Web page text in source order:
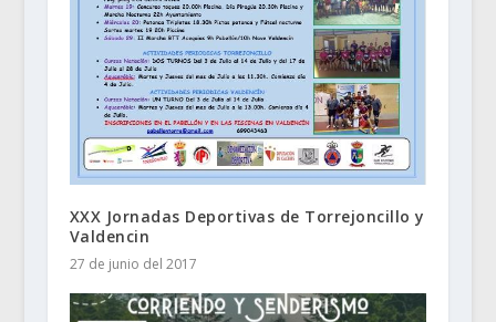
XXX Jornadas Deportivas de Torrejoncillo y
Valdencin
27 de junio del 2017